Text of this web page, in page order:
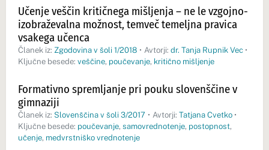
Učenje veščin kritičnega mišljenja – ne le vzgojno-
izobraževalna možnost, temveč temeljna pravica
vsakega učenca
Članek iz: Zgodovina v šoli 1/2018 • Avtorji: dr. Tanja Rupnik Vec •
Ključne besede: veščine, poučevanje, kritično mišljenje
Formativno spremljanje pri pouku slovenščine v
gimnaziji
Članek iz: Slovenščina v šoli 3/2017 • Avtorji: Tatjana Cvetko •
Ključne besede: poučevanje, samovrednotenje, postopnost,
učenje, medvrstniško vrednotenje